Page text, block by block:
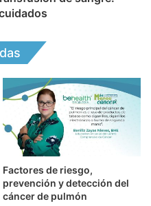
Factores de riesgo,
prevención y detección del
cáncer de pulmón